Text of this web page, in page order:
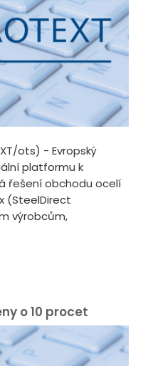
ots) - Evropský
platformu k
řešení obchodu ocelí
(SteelDirect
výrobcům,
o 10 procet